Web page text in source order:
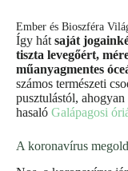
Ember és Bioszféra
Így hátsaját
tiszta levegőért,
műanyagmentes
számos természeti
pusztulástól,
hasaló Galápagosi
A koronavírus